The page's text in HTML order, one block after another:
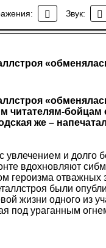
Звук:
Все факты
читателям-
же –
увлечением и долго
вдохновляют
героизма отважных
были
жизни одного из
под ураганным